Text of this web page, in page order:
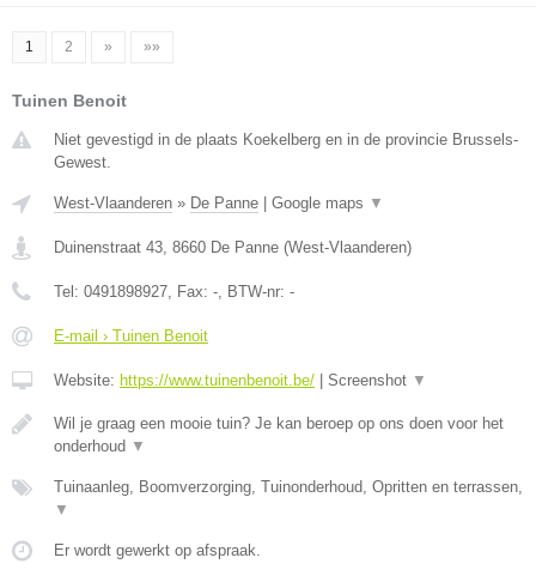
1 2 » »»
Tuinen Benoit
Niet gevestigd in de plaats Koekelberg en in de provincie Brussels-
Gewest.
West-Vlaanderen » De Panne Google maps ▼
Duinenstraat 43, 8660 De Panne (West-Vlaanderen)
Tel: 0491898927, Fax: -, BTW-nr: -
E-mail › Tuinen Benoit
Website: https://www.tuinenbenoit.be/ Screenshot ▼
Wil je graag een mooie tuin? Je kan beroep op ons doen voor het
onderhoud ▼
Tuinaanleg, Boomverzorging, Tuinonderhoud, Opritten en terrassen,
▼
Er wordt gewerkt op afspraak.